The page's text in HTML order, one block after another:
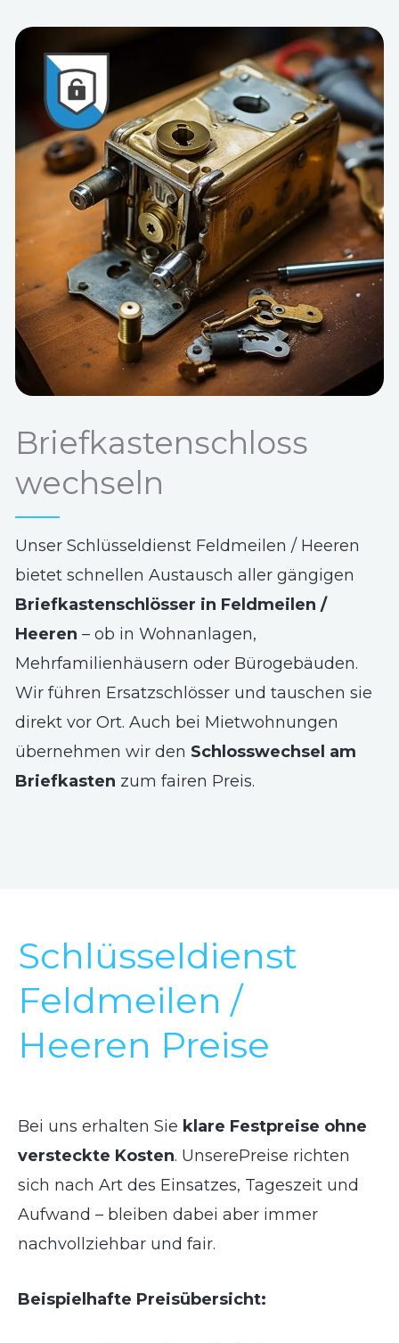
Briefkastenschloss
wechseln
Unser Schlüsseldienst Feldmeilen / Heeren
bietet schnellen Austausch aller gängigen
Briefkastenschlösser in Feldmeilen /
Heeren – ob in Wohnanlagen,
Mehrfamilienhäusern oder Bürogebäuden.
Wir führen Ersatzschlösser und tauschen sie
direkt vor Ort. Auch bei Mietwohnungen
übernehmen wir den Schlosswechsel am
Briefkasten zum fairen Preis.
Schlüsseldienst
Feldmeilen /
Heeren Preise
Bei uns erhalten Sie klare Festpreise ohne
versteckte Kosten. UnserePreise richten
sich nach Art des Einsatzes, Tageszeit und
Aufwand – bleiben dabei aber immer
nachvollziehbar und fair.
Beispielhafte Preisübersicht: